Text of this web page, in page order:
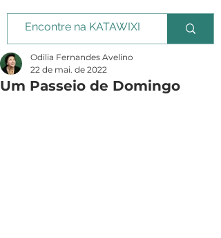
Um Passeio de Domingo
Odilia Fernandes Avelino
22 de mai. de 2022